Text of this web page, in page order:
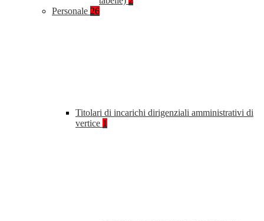
Personale 26
Titolari di incarichi dirigenziali amministrativi di
vertice 1